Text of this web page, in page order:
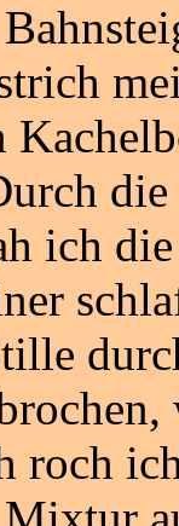
ich
roch